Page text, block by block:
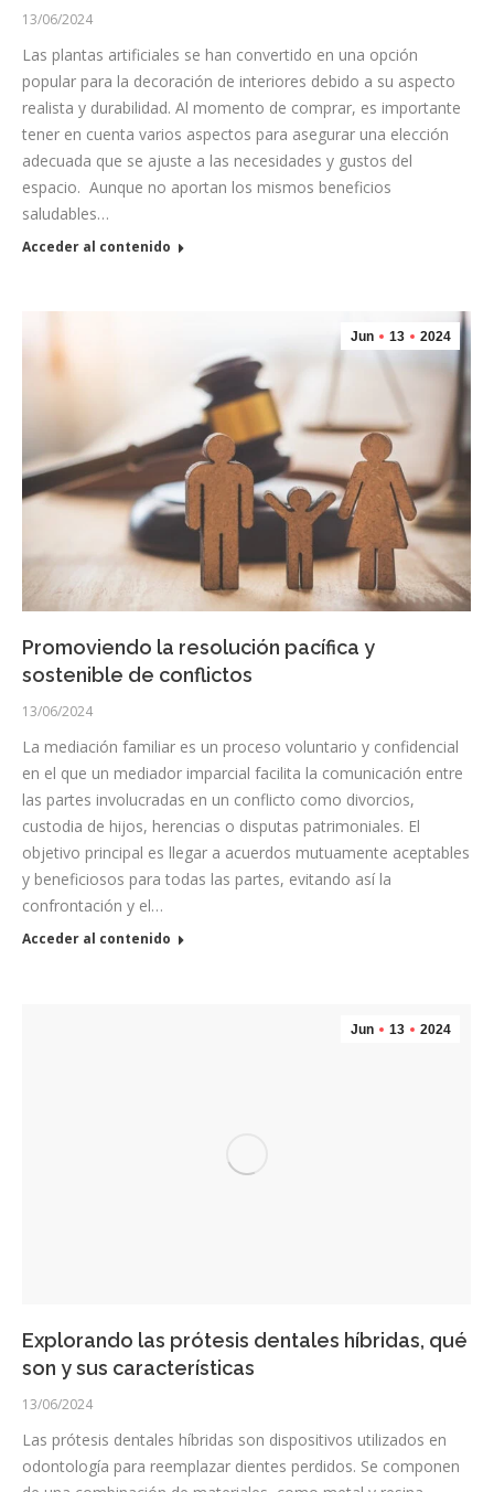
13/06/2024
Las plantas artificiales se han convertido en una opción
popular para la decoración de interiores debido a su aspecto
realista y durabilidad. Al momento de comprar, es importante
tener en cuenta varios aspectos para asegurar una elección
adecuada que se ajuste a las necesidades y gustos del
espacio. Aunque no aportan los mismos beneficios
saludables…
Acceder al contenido
Jun 13 2024
Promoviendo la resolución pacífica y
sostenible de conflictos
13/06/2024
La mediación familiar es un proceso voluntario y confidencial
en el que un mediador imparcial facilita la comunicación entre
las partes involucradas en un conflicto como divorcios,
custodia de hijos, herencias o disputas patrimoniales. El
objetivo principal es llegar a acuerdos mutuamente aceptables
y beneficiosos para todas las partes, evitando así la
confrontación y el…
Acceder al contenido
Jun 13 2024
Explorando las prótesis dentales híbridas, qué
son y sus características
13/06/2024
Las prótesis dentales híbridas son dispositivos utilizados en
odontología para reemplazar dientes perdidos. Se componen